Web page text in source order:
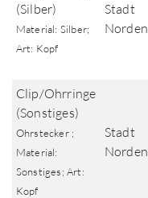
(Silber)
Material: Silber;
Art: Kopf
Stadt
Norden
Clip/Ohrringe
(Sonstiges)
Ohrstecker ;
Material:
Sonstiges; Art:
Kopf
Stadt
Norden